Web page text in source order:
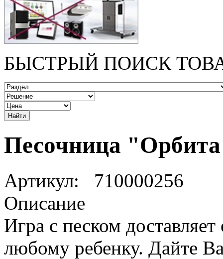
БЫСТРЫЙ ПОИСК
Песочница
Артикул:
710000256
Описание
Игра с песком
любому ребенку. Дайте